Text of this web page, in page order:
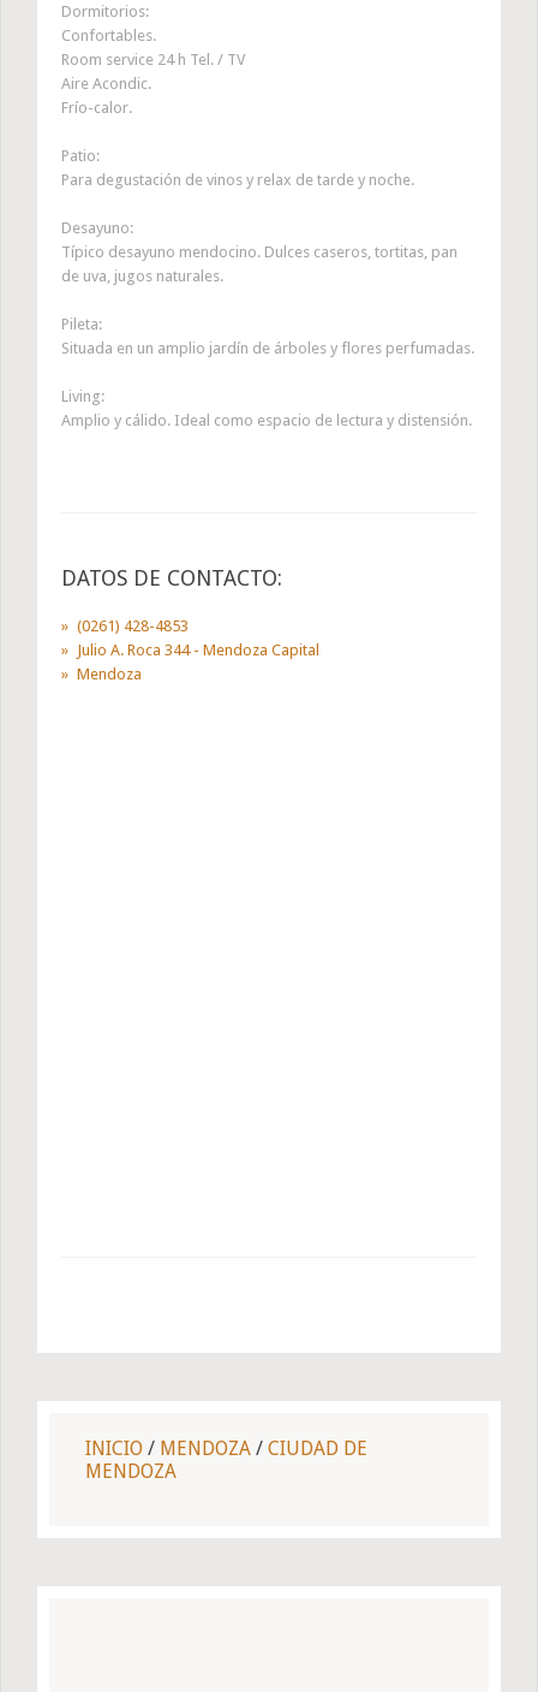
Dormitorios:
Confortables.
Room service 24 h Tel. / TV
Aire Acondic.
Frío-calor.
Patio:
Para degustación de vinos y relax de tarde y noche.
Desayuno:
Típico desayuno mendocino. Dulces caseros, tortitas, pan
de uva, jugos naturales.
Pileta:
Situada en un amplio jardín de árboles y flores perfumadas.
Living:
Amplio y cálido. Ideal como espacio de lectura y distensión.
DATOS DE CONTACTO:
(0261) 428-4853
Julio A. Roca 344 - Mendoza Capital
Mendoza
INICIO / MENDOZA / CIUDAD DE
MENDOZA